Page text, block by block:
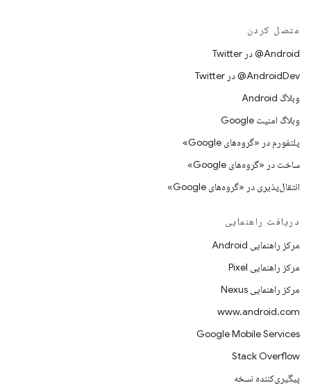
متصل کردن
Android@ در Twitter
AndroidDev@ در Twitter
وبلاگ Android
وبلاگ امنیت Google
پلتفورم در «گروه‌های Google»
ساخت در «گروه‌های Google»
انتقال‌پذیری در «گروه‌های Google»
دریافت راهنمایی
مرکز راهنمایی Android
مرکز راهنمایی Pixel
مرکز راهنمایی Nexus
www.android.com
Google Mobile Services
Stack Overflow
پیگیری‌کننده نسخه